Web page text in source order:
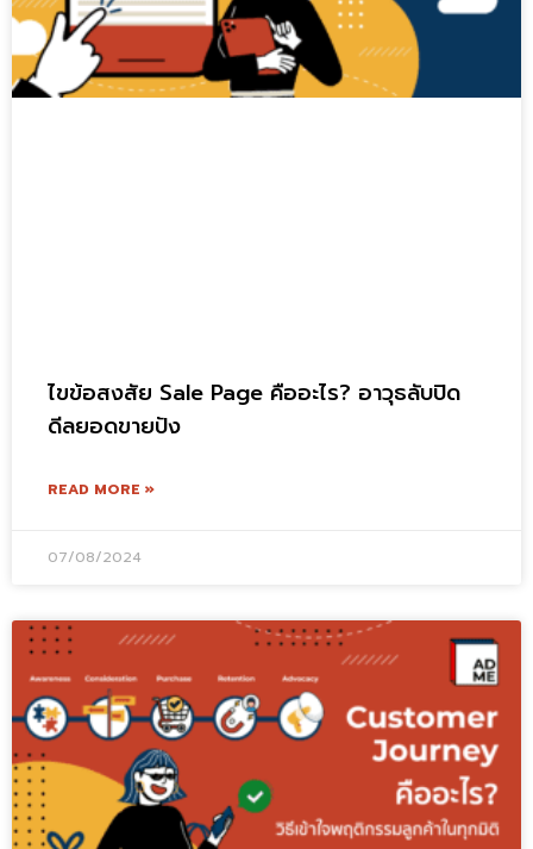
ไขข้อสงสัย Sale Page คืออะไร? อาวุธลับปิด
ดีลยอดขายปัง
READ MORE »
07/08/2024